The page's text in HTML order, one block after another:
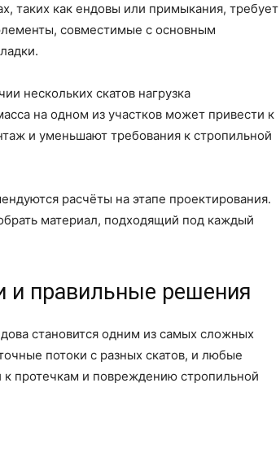
таких как ендовы или примыкания, требует
совместимые с основным
нескольких скатов нагрузка
на одном из участков может привести к
и уменьшают требования к стропильной
расчёты на этапе проектирования.
материал, подходящий под каждый
и правильные решения
становится одним из самых сложных
потоки с разных скатов, и любые
к протечкам и повреждению стропильной